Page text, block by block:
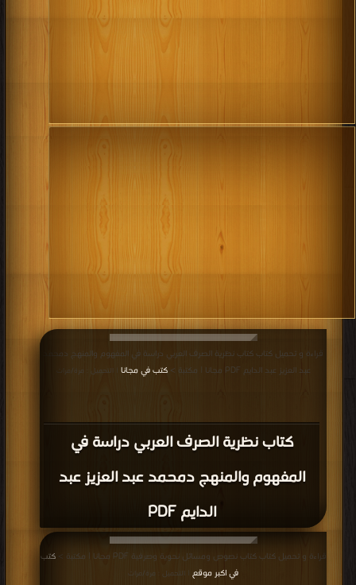
كتاب نظرية الصرف العربي دراسة في
المفهوم والمنهج دمحمد عبد العزيز عبد
الدايم PDF
قراءة و تحميل كتاب كتاب نظرية الصرف العربي دراسة في المفهوم والمنهج دمحمد
عبد العزيز عبد الدايم PDF مجانا | مكتبة >
كتب في مجانا | التحميل : مرة/مرات
قراءة و تحميل كتاب كتاب نصوص ومسائل نحوية وصرفية PDF مجانا | مكتبة >
كتب
في اكبر موقع
| التحميل : مرة/مرات